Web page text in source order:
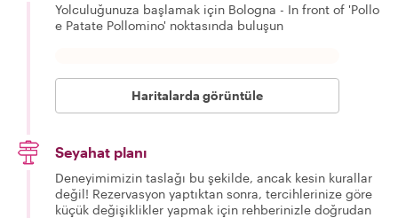
Yolculuğunuza başlamak için Bologna - In front of 'Pollo
e Patate Pollomino' noktasında buluşun
Haritalarda görüntüle
Seyahat planı
Deneyimimizin taslağı bu şekilde, ancak kesin kurallar
değil! Rezervasyon yaptıktan sonra, tercihlerinize göre
küçük değişiklikler yapmak için rehberinizle doğrudan